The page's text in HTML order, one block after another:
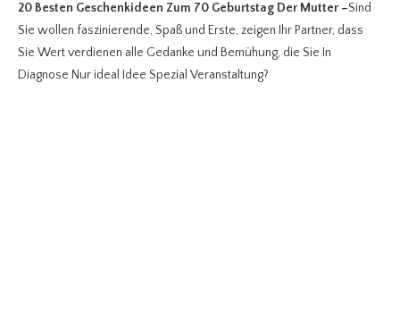
20 Besten Geschenkideen Zum 70 Geburtstag Der Mutter –Sind
Sie wollen faszinierende, Spaß und Erste, zeigen Ihr Partner, dass
Sie Wert verdienen alle Gedanke und Bemühung, die Sie In
Diagnose Nur ideal Idee Spezial Veranstaltung?